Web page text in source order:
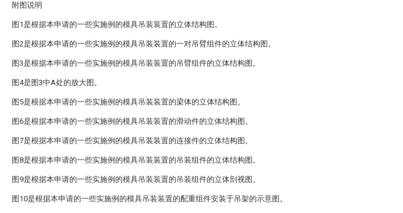
附图说明
图1是根据本申请的一些实施例的模具吊装装置的立体结构图。
图2是根据本申请的一些实施例的模具吊装装置的一对吊臂组件的立体结构图。
图3是根据本申请的一些实施例的模具吊装装置的吊臂组件的立体结构图。
图4是图3中A处的放大图。
图5是根据本申请的一些实施例的模具吊装装置的梁体的立体结构图。
图6是根据本申请的一些实施例的模具吊装装置的滑动件的立体结构图。
图7是根据本申请的一些实施例的模具吊装装置的连接件的立体结构图。
图8是根据本申请的一些实施例的模具吊装装置的吊装组件的立体结构图。
图9是根据本申请的一些实施例的模具吊装装置的吊装组件的立体剖视图。
图10是根据本申请的一些实施例的模具吊装装置的配重组件安装于吊架的示意图。